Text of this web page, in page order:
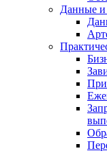
Данные и